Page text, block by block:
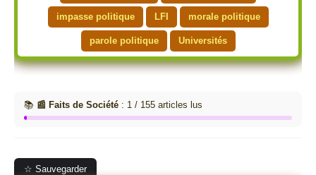
impasse politique LFI morale politique
parole politique Universités
📚 📰 Faits de Société : 1 / 155 articles lus
☆ Sauvegarder